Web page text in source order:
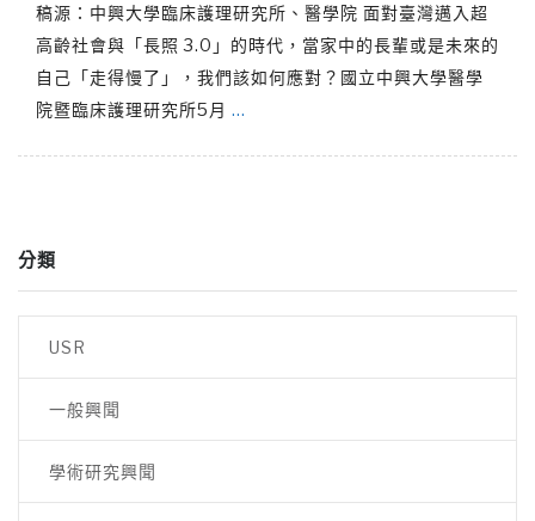
稿源：中興大學臨床護理研究所、醫學院 面對臺灣邁入超
高齡社會與「長照 3.0」的時代，當家中的長輩或是未來的
自己「走得慢了」，我們該如何應對？國立中興大學醫學
院暨臨床護理研究所5月 …
分類
USR
一般興聞
學術研究興聞